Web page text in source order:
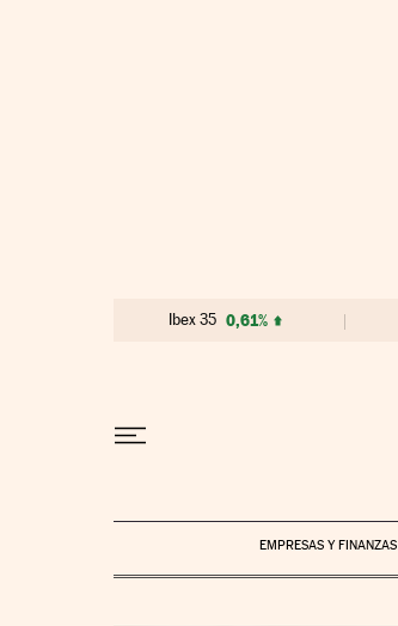
Ibex 35 0,61%
EMPRESAS Y FINANZAS